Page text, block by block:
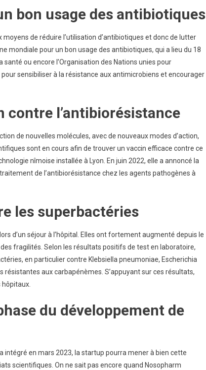
bon usage des antibiotiques
de réduire l’utilisation d’antibiotiques et donc de lutter
mondiale pour un bon usage des antibiotiques, qui a lieu du 18
ou encore l’Organisation des Nations unies pour
sensibiliser à la résistance aux antimicrobiens et encourager
contre l’antibiorésistance
de nouvelles molécules, avec de nouveaux modes d’action,
sont en cours afin de trouver un vaccin efficace contre ce
nîmoise installée à Lyon. En juin 2022, elle a annoncé la
de l’antibiorésistance chez les agents pathogènes à
les superbactéries
d’un séjour à l’hôpital. Elles ont fortement augmenté depuis le
fragilités. Selon les résultats positifs de test en laboratoire,
en particulier contre Klebsiella pneumoniae, Escherichia
aux carbapénèmes. S’appuyant sur ces résultats,
hôpitaux.
du développement de
intégré en mars 2023, la startup pourra mener à bien cette
scientifiques. On ne sait pas encore quand Nosopharm